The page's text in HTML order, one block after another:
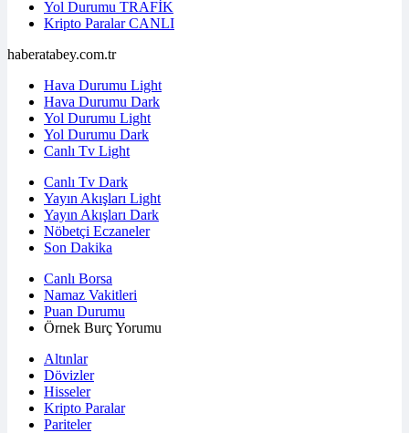
Yol Durumu TRAFİK
Kripto ParalarCANLI
haberatabey.com.tr
Hava Durumu Light
Hava Durumu Dark
Yol Durumu Light
Yol Durumu Dark
Canlı Tv Light
Canlı Tv Dark
Yayın Akışları Light
Yayın Akışları Dark
Nöbetçi Eczaneler
Son Dakika
Canlı Borsa
Namaz Vakitleri
Puan Durumu
Örnek Burç Yorumu
Altınlar
Dövizler
Hisseler
Kripto Paralar
Pariteler